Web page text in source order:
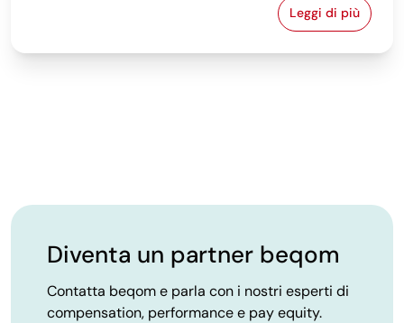
Leggi di più
Ciclo
Diventa un partner beqom
Contatta beqom e parla con i nostri esperti di
compensation, performance e pay equity.